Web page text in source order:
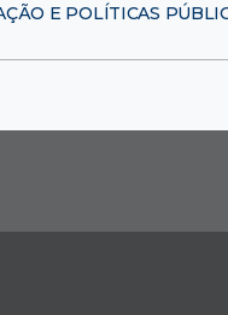
E POLÍTICAS